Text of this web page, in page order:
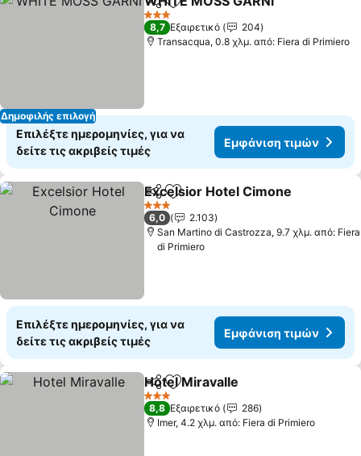
Δημοφιλής επιλογή
Κοινοποίηση
Προσθήκη στα αγαπημένα
3 Αστέρια
8,7 Εξαιρετικό
204
Transacqua, 0.8 χλμ. από: Fiera di Primiero
Επιλέξτε ημερομηνίες, για να
δείτε τις ακριβείς τιμές
Εμφάνιση τιμών
Κοινοποίηση
Προσθήκη στα αγαπημένα
Excelsior Hotel Cimone
3 Αστέρια
6,0
2.103
San Martino di Castrozza, 9.7 χλμ. από: Fiera
di Primiero
Επιλέξτε ημερομηνίες, για να
δείτε τις ακριβείς τιμές
Εμφάνιση τιμών
Κοινοποίηση
Προσθήκη στα αγαπημένα
Hotel Miravalle
3 Αστέρια
8,8 Εξαιρετικό
286
Imer, 4.2 χλμ. από: Fiera di Primiero